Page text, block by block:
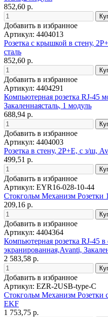
852,60 р.
Добавить в избранное
Артикул: 4404013
Розетка с крышкой в стену,
сталь
852,60 р.
Добавить в избранное
Артикул: 4404291
Компьютерная розетка RJ-45
Закаленнаясталь, 1 модуль
688,94 р.
Добавить в избранное
Артикул: 4404003
Розетка в стену, 2P+E, с з/ш,
499,51 р.
Добавить в избранное
Артикул: EYR16-028-10-44
Стокгольм Механизм Розетки
209,16 р.
Добавить в избранное
Артикул: 4404364
Компьютерная розетка RJ-45 в
экранированная,Avanti,
2 583,58 р.
Добавить в избранное
Артикул: EZR-2USB-type-C
Стокгольм Механизм Розетки
EKF
1 753,75 р.